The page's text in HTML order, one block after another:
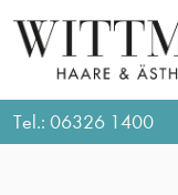
Tel.: 06326 1400